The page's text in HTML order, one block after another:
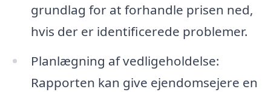
grundlag for at forhandle prisen ned,
hvis der er identificerede problemer.
Planlægning af vedligeholdelse:
Rapporten kan give ejendomsejere en